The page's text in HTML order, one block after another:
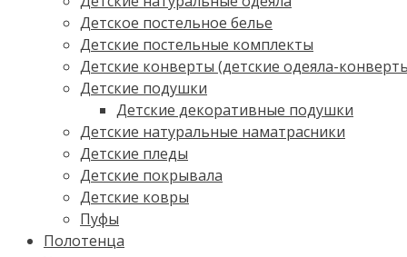
Детское постельное белье
Детские постельные комплекты
Детские конверты (детские одеяла-
Детские подушки
Детские декоративные подушки
Детские натуральные наматрасники
Детские пледы
Детские покрывала
Детские ковры
Пуфы
Полотенца